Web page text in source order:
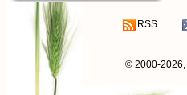
RSS
© 2000-2026,